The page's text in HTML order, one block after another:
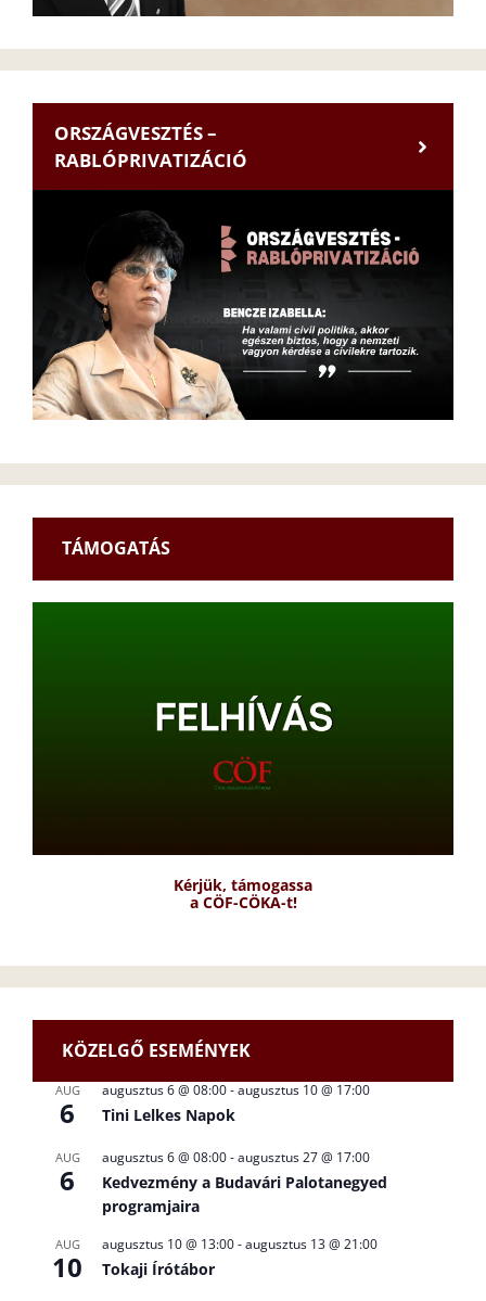
ORSZÁGVESZTÉS –
RABLÓPRIVATIZÁCIÓ
TÁMOGATÁS
Kérjük, támogassa
a CÖF-CÖKA-t!
KÖZELGŐ ESEMÉNYEK
AUG
6
augusztus 6 @ 08:00-augusztus 10 @ 17:00
Tini Lelkes Napok
AUG
6
augusztus 6 @ 08:00-augusztus 27 @ 17:00
Kedvezmény a Budavári Palotanegyed
programjaira
AUG
10
augusztus 10 @ 13:00-augusztus 13 @ 21:00
Tokaji Írótábor